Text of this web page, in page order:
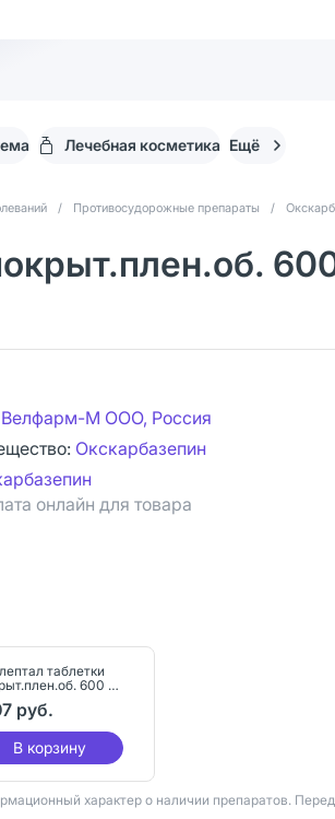
Лечебная косметика Ещё
/ Противосудорожные препараты /
Велфарм-М ООО, Россия
Окскарбазепин
онлайн для товара
таблетки
600 мг
руб.
В корзину
характер о наличии препаратов.